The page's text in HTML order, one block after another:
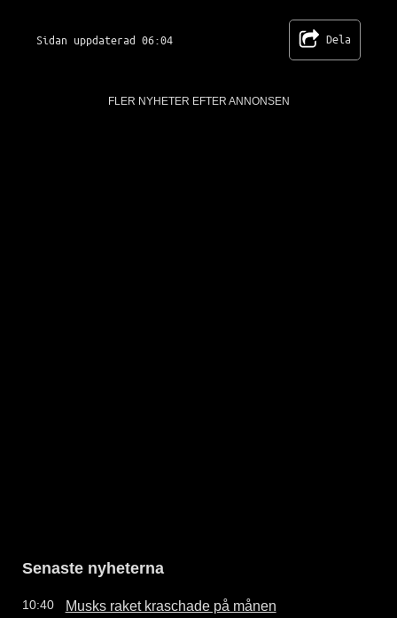
Sidan uppdaterad 06:04 Dela
FLER NYHETER EFTER ANNONSEN
Senaste nyheterna
10:40 Musks raket kraschade på månen